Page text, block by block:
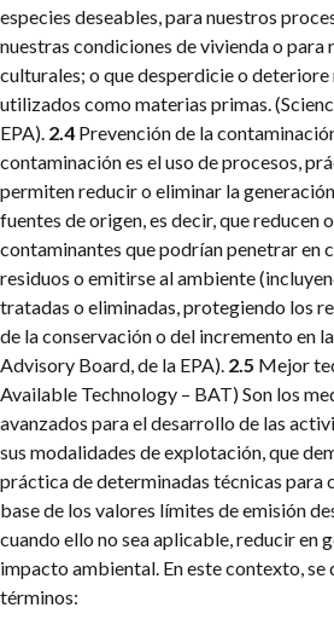
especies deseables, para nuestros
nuestras condiciones de vivienda o para
culturales; o que desperdicie o deteriore
utilizados como materias primas.
EPA). 2.4 Prevención de la
contaminación es el uso de procesos,
permiten reducir o eliminar la
fuentes de origen, es decir, que reducen
contaminantes que podrían penetrar en
residuos o emitirse al ambiente
tratadas o eliminadas, protegiendo los
de la conservación o del incremento en
Advisory Board, de la EPA). 2.5 Mejor
Available Technology – BAT)Son los
avanzados para el desarrollo de las
sus modalidades de explotación, que
práctica de determinadas técnicas para
base de los valores límites de emisión
cuando ello no sea aplicable, reducir en
impacto ambiental. En este contexto, se
términos: